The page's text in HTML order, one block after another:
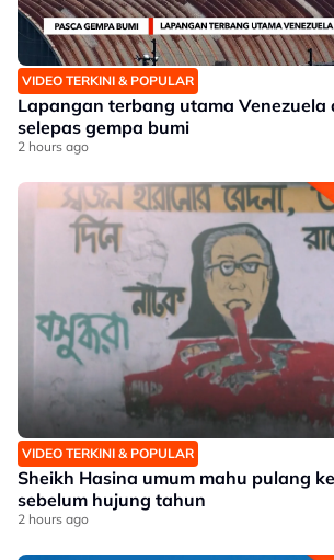
VIDEO TERKINI & POPULAR
Lapangan terbang utama Venezuela
selepas gempa bumi
2 hours ago
VIDEO TERKINI & POPULAR
Sheikh Hasina umum mahu pulang
sebelum hujung tahun
2 hours ago